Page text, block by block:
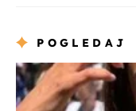
POGLEDAJ